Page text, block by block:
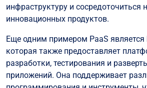
инфраструктуру и сосредоточиться
инновационных продуктов.
Еще одним примером PaaS является
которая также предоставляет
разработки, тестирования и
приложений. Она поддерживает